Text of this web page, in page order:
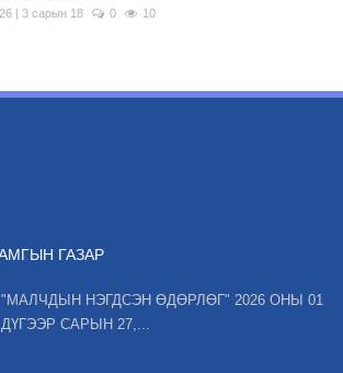
| 3 сарын 18
0 10
ГАЗАР
"МАЛЧДЫН НЭГДСЭН ӨДӨРЛӨГ" 2026 ОНЫ 01
ДҮГЭЭР САРЫН 27,...